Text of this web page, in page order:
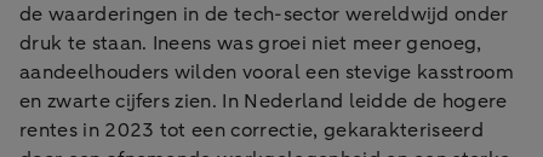
de waarderingen in de tech-sector wereldwijd onder
druk te staan. Ineens was groei niet meer genoeg,
aandeelhouders wilden vooral een stevige kasstroom
en zwarte cijfers zien. In Nederland leidde de hogere
rentes in 2023 tot een correctie, gekarakteriseerd